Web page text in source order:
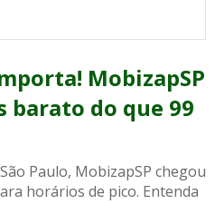
MobizapSP
barato do que 99
Paulo, MobizapSP chegou
horários de pico. Entenda